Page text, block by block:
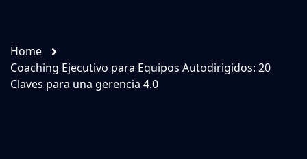
Home
Coaching Ejecutivo para Equipos Autodirigidos: 20
Claves para una gerencia 4.0